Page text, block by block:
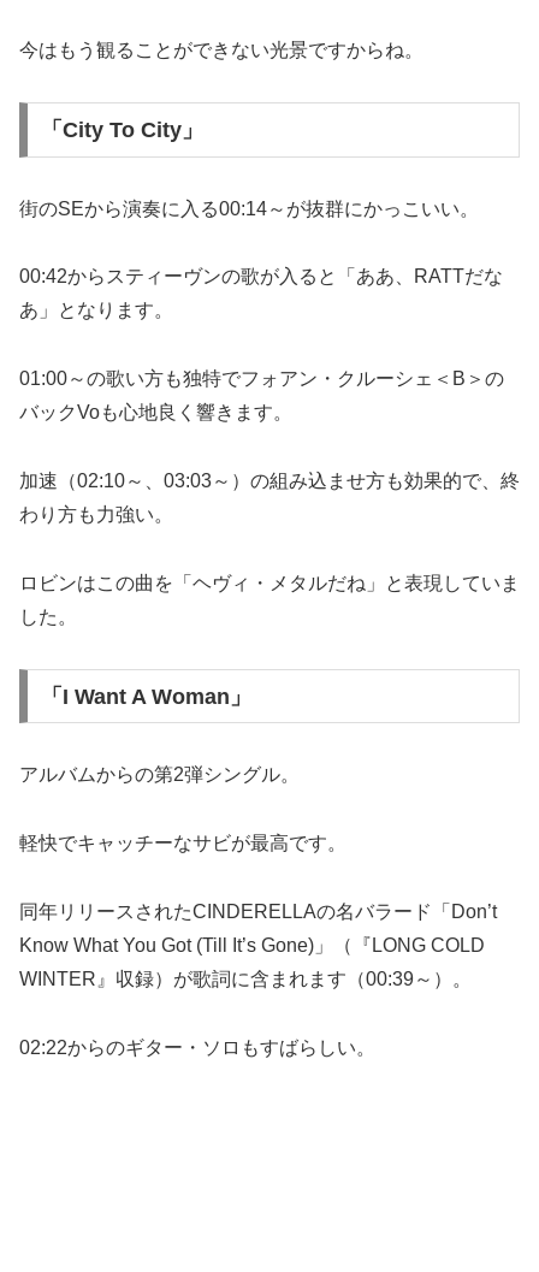
今はもう観ることができない光景ですからね。
「City To City」
街のSEから演奏に入る00:14～が抜群にかっこいい。
00:42からスティーヴンの歌が入ると「ああ、RATTだな
あ」となります。
01:00～の歌い方も独特でフォアン・クルーシェ＜B＞の
バックVoも心地良く響きます。
加速（02:10～、03:03～）の組み込ませ方も効果的で、終
わり方も力強い。
ロビンはこの曲を「ヘヴィ・メタルだね」と表現していま
した。
「I Want A Woman」
アルバムからの第2弾シングル。
軽快でキャッチーなサビが最高です。
同年リリースされたCINDERELLAの名バラード「Don’t
Know What You Got (Till It’s Gone)」（『LONG COLD
WINTER』収録）が歌詞に含まれます（00:39～）。
02:22からのギター・ソロもすばらしい。